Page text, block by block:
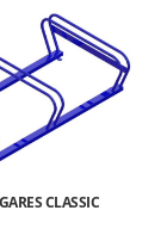
CLASSIC